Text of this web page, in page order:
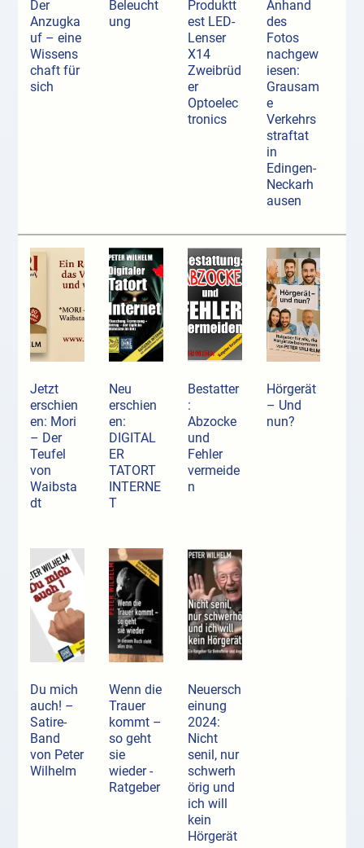
Der
Anzugka
uf ­– eine
Wissens
chaft für
sich
Beleucht
ung
Produktt
est LED-
Lenser
X14
Zweibrüd
er
Optoelec
tronics
Anhand
des
Fotos
nachgew
iesen:
Grausam
e
Verkehrs
straftat
in
Edingen-
Neckarh
ausen
Jetzt
erschien
en: Mori
– Der
Teufel
von
Waibsta
dt
Neu
erschien
en:
DIGITAL
ER
TATORT
INTERNE
T
Bestatter
:
Abzocke
und
Fehler
vermeide
n
Hörgerät
– Und
nun?
Du mich
auch! –
Satire-
Band
von Peter
Wilhelm
Wenn die
Trauer
kommt –
so geht
sie
wieder -
Ratgeber
Neuersch
einung
2024:
Nicht
senil, nur
schwerh
örig und
ich will
kein
Hörgerät